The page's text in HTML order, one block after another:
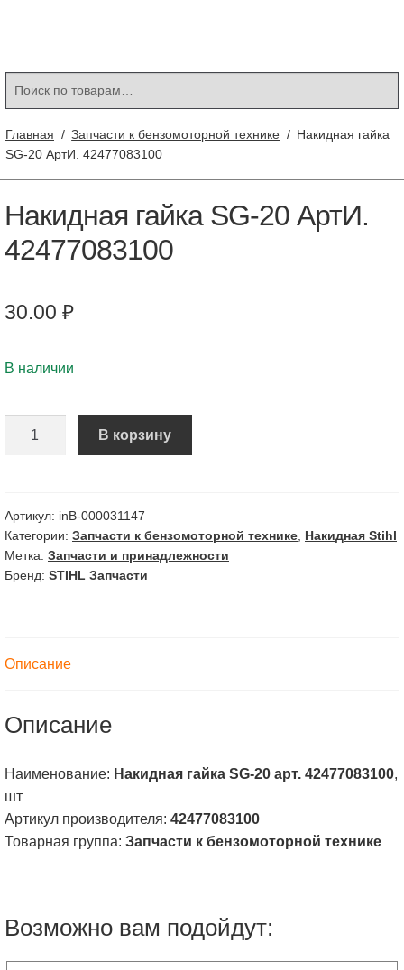
Главная / Запчасти к бензомоторной технике / Накидная гайка
SG-20 АртИ. 42477083100
Накидная гайка SG-20 АртИ.
42477083100
30.00 ₽
В наличии
20
АртИ.
42477083100
В корзину
Артикул: inВ-000031147
Категории: Запчасти к бензомоторной технике, Накидная Stihl
Метка: Запчасти и принадлежности
Бренд: STIHL Запчасти
Описание
Описание
Наименование: Накидная гайка SG-20 арт. 42477083100,
шт
Артикул производителя: 42477083100
Товарная группа: Запчасти к бензомоторной технике
Возможно вам подойдут: